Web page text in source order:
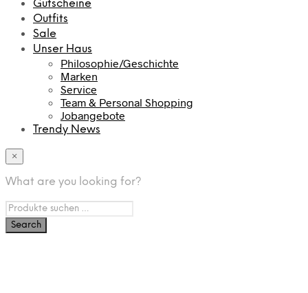
Gutscheine
Outfits
Sale
Unser Haus
Philosophie/Geschichte
Marken
Service
Team & Personal Shopping
Jobangebote
Trendy News
×
What are you looking for?